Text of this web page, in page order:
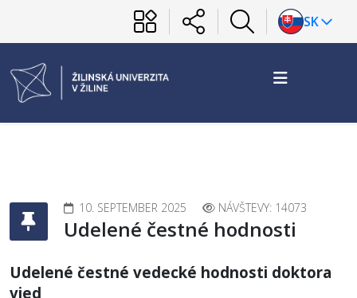
SK
10. SEPTEMBER 2025 NÁVŠTEVY: 14073
Udelené čestné hodnosti
Udelené čestné vedecké hodnosti doktora
vied